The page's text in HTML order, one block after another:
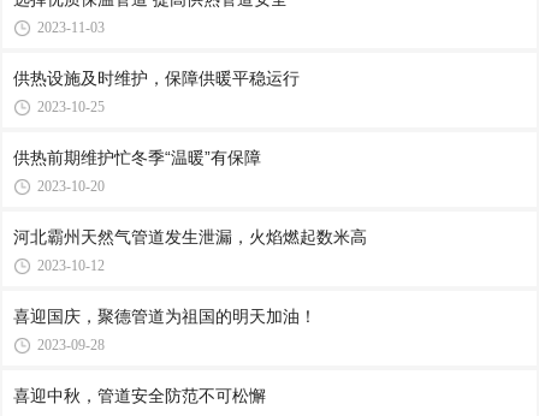
2023-11-03
供热设施及时维护，保障供暖平稳运行
2023-10-25
供热前期维护忙冬季“温暖”有保障
2023-10-20
河北霸州天然气管道发生泄漏，火焰燃起数米高
2023-10-12
喜迎国庆，聚德管道为祖国的明天加油！
2023-09-28
喜迎中秋，管道安全防范不可松懈